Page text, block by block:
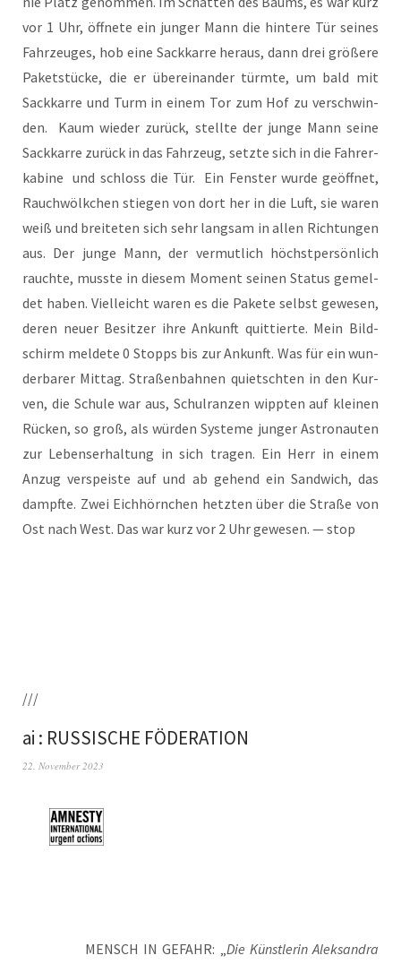
vor 1 Uhr, öff­ne­te ein jun­ger Mann die hin­te­re Tür sei­nes
Fahr­zeu­ges, hob eine Sack­kar­re her­aus, dann drei grö­ße­re
Paket­stü­cke, die er über­ein­an­der türm­te, um bald mit
Sack­kar­re und Turm in einem Tor zum Hof zu ver­schwin­
den. Kaum wie­der zurück, stell­te der jun­ge Mann sei­ne
Sack­kar­re zurück in das Fahr­zeug, setz­te sich in die Fah­rer­
ka­bi­ne und schloss die Tür. Ein Fens­ter wur­de geöff­net,
Rauch­wölk­chen stie­gen von dort her in die Luft, sie waren
weiß und brei­te­ten sich sehr lang­sam in allen Rich­tun­gen
aus. Der jun­ge Mann, der ver­mut­lich höchst­per­sön­lich
rauch­te, muss­te in die­sem Moment sei­nen Sta­tus gemel­
det haben. Viel­leicht waren es die Pake­te selbst gewe­sen,
deren neu­er Besit­zer ihre Ankunft quit­tier­te. Mein Bild­
schirm mel­de­te 0 Stopps bis zur Ankunft. Was für ein wun­
der­ba­rer Mit­tag. Stra­ßen­bah­nen quietsch­ten in den Kur­
ven, die Schu­le war aus, Schul­ran­zen wipp­ten auf klei­nen
Rücken, so groß, als wür­den Sys­te­me jun­ger Astro­nau­ten
zur Lebens­er­hal­tung in sich tra­gen. Ein Herr in einem
Anzug ver­speis­te auf und ab gehend ein Sand­wich, das
dampf­te. Zwei Eich­hörn­chen hetz­ten über die Stra­ße von
Ost nach West. Das war kurz vor 2 Uhr gewe­sen. — stop
///
ai : RUSSISCHE FÖDERATION
22. November 2023
MENSCH IN GEFAHR: „Die Künst­le­rin Alek­san­dra